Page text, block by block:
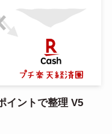
イントで整理 V5